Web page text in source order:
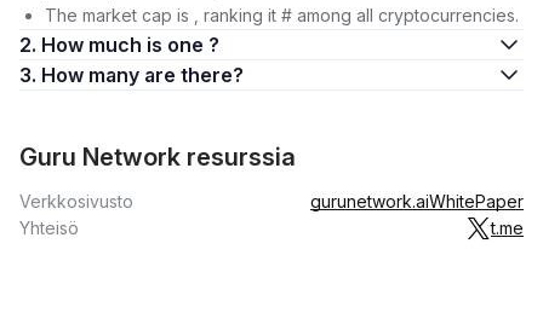
The market cap is , ranking it # among all cryptocurrencies.
2. How much is one ?
3. How many are there?
Guru Network resurssia
Verkkosivusto gurunetwork.aiWhitePaper
Yhteisö
t.me